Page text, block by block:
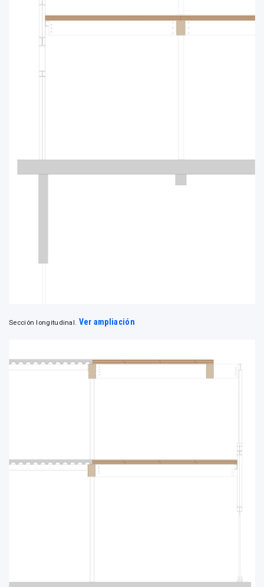
Sección longitudinal. Ver ampliación